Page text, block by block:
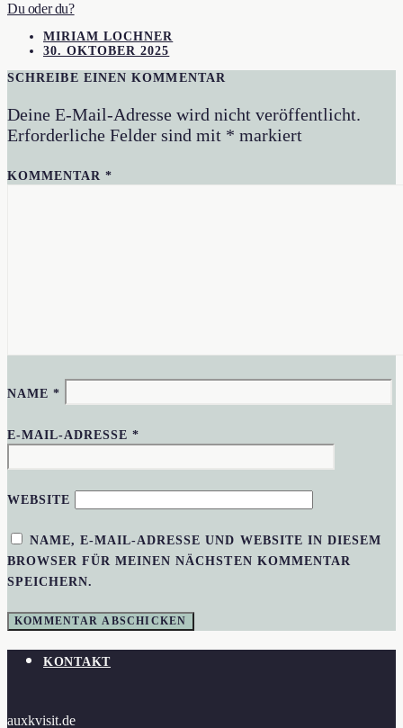
Du oder du?
MIRIAM LOCHNER
30. OKTOBER 2025
SCHREIBE EINEN KOMMENTAR
Deine E-Mail-Adresse wird nicht veröffentlicht.
Erforderliche Felder sind mit * markiert
KOMMENTAR*
NAME*
E-MAIL-ADRESSE*
WEBSITE
NAME, E-MAIL-ADRESSE UND WEBSITE IN DIESEM
BROWSER FÜR MEINEN NÄCHSTEN KOMMENTAR
SPEICHERN.
KONTAKT
auxkvisit.de